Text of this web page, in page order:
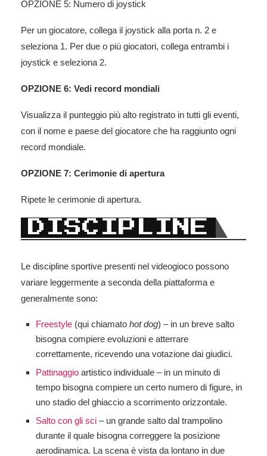
OPZIONE 5: Numero di joystick
Per un giocatore, collega il joystick alla porta n. 2 e
seleziona 1. Per due o più giocatori, collega entrambi i
joystick e seleziona 2.
OPZIONE 6: Vedi record mondiali
Visualizza il punteggio più alto registrato in tutti gli eventi,
con il nome e paese del giocatore che ha raggiunto ogni
record mondiale.
OPZIONE 7: Cerimonie di apertura
Ripete le cerimonie di apertura.
DISCIPLINE
Le discipline sportive presenti nel videogioco possono
variare leggermente a seconda della piattaforma e
generalmente sono:
Freestyle (qui chiamato hot dog) – in un breve salto
bisogna compiere evoluzioni e atterrare
correttamente, ricevendo una votazione dai giudici.
Pattinaggio artistico individuale – in un minuto di
tempo bisogna compiere un certo numero di figure, in
uno stadio del ghiaccio a scorrimento orizzontale.
Salto con gli sci – un grande salto dal trampolino
durante il quale bisogna correggere la posizione
aerodinamica. La scena è vista da lontano in due